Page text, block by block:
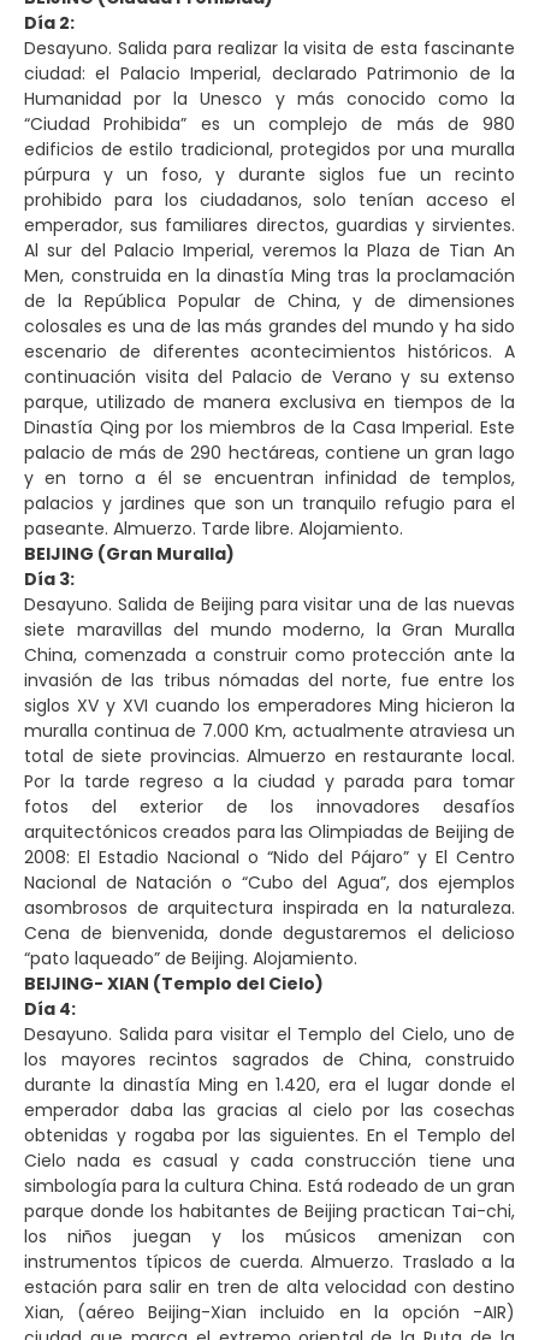
Día 2:
Desayuno. Salida para realizar la visita de esta fascinante
ciudad: el Palacio Imperial, declarado Patrimonio de la
Humanidad por la Unesco y más conocido como la
“Ciudad Prohibida” es un complejo de más de 980
edificios de estilo tradicional, protegidos por una muralla
púrpura y un foso, y durante siglos fue un recinto
prohibido para los ciudadanos, solo tenían acceso el
emperador, sus familiares directos, guardias y sirvientes.
Al sur del Palacio Imperial, veremos la Plaza de Tian An
Men, construida en la dinastía Ming tras la proclamación
de la República Popular de China, y de dimensiones
colosales es una de las más grandes del mundo y ha sido
escenario de diferentes acontecimientos históricos. A
continuación visita del Palacio de Verano y su extenso
parque, utilizado de manera exclusiva en tiempos de la
Dinastía Qing por los miembros de la Casa Imperial. Este
palacio de más de 290 hectáreas, contiene un gran lago
y en torno a él se encuentran infinidad de templos,
palacios y jardines que son un tranquilo refugio para el
paseante. Almuerzo. Tarde libre. Alojamiento.
BEIJING (Gran Muralla)
Día 3:
Desayuno. Salida de Beijing para visitar una de las nuevas
siete maravillas del mundo moderno, la Gran Muralla
China, comenzada a construir como protección ante la
invasión de las tribus nómadas del norte, fue entre los
siglos XV y XVI cuando los emperadores Ming hicieron la
muralla continua de 7.000 Km, actualmente atraviesa un
total de siete provincias. Almuerzo en restaurante local.
Por la tarde regreso a la ciudad y parada para tomar
fotos del exterior de los innovadores desafíos
arquitectónicos creados para las Olimpiadas de Beijing de
2008: El Estadio Nacional o “Nido del Pájaro” y El Centro
Nacional de Natación o “Cubo del Agua”, dos ejemplos
asombrosos de arquitectura inspirada en la naturaleza.
Cena de bienvenida, donde degustaremos el delicioso
“pato laqueado” de Beijing. Alojamiento.
BEIJING- XIAN (Templo del Cielo)
Día 4:
Desayuno. Salida para visitar el Templo del Cielo, uno de
los mayores recintos sagrados de China, construido
durante la dinastía Ming en 1.420, era el lugar donde el
emperador daba las gracias al cielo por las cosechas
obtenidas y rogaba por las siguientes. En el Templo del
Cielo nada es casual y cada construcción tiene una
simbología para la cultura China. Está rodeado de un gran
parque donde los habitantes de Beijing practican Tai-chi,
los niños juegan y los músicos amenizan con
instrumentos típicos de cuerda. Almuerzo. Traslado a la
estación para salir en tren de alta velocidad con destino
Xian, (aéreo Beijing-Xian incluido en la opción -AIR)